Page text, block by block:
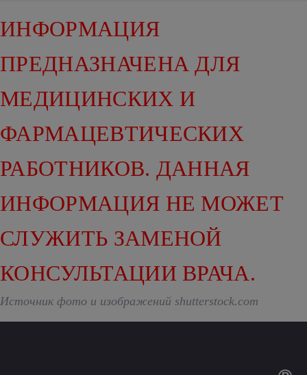
ИНФОРМАЦИЯ
ПРЕДНАЗНАЧЕНА ДЛЯ
МЕДИЦИНСКИХ И
ФАРМАЦЕВТИЧЕСКИХ
РАБОТНИКОВ. ДАННАЯ
ИНФОРМАЦИЯ НЕ МОЖЕТ
СЛУЖИТЬ ЗАМЕНОЙ
КОНСУЛЬТАЦИИ ВРАЧА.
Источник фото и изображений shutterstock.com